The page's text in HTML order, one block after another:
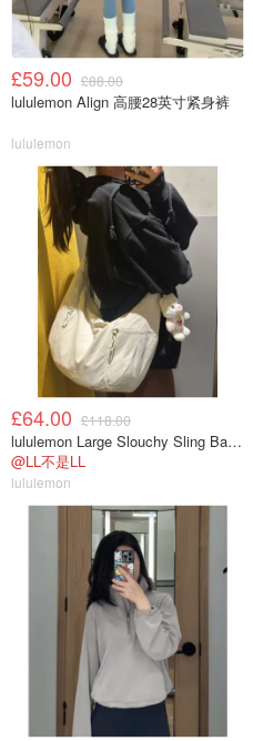
£59.00 £88.00
lululemon Align 高腰28英寸紧身裤
lululemon
£64.00 £118.00
lululemon Large Slouchy Sling Bag 13L
@LL不是LL
lululemon